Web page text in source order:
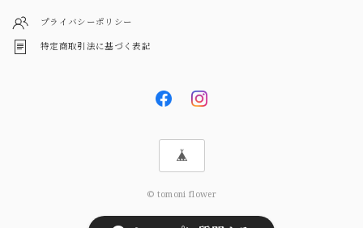
プライバシーポリシー
特定商取引法に基づく表記
© tomoni flower